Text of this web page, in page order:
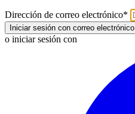
Dirección de correo electrónico*
Iniciar sesión con correo electrónico
o iniciar sesión con